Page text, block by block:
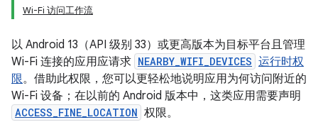
Wi-Fi 访问工作流
以 Android 13（API 级别 33）或更高版本为目标平台且管理
Wi-Fi 连接的应用应请求 NEARBY_WIFI_DEVICES 运行时权
限。借助此权限，您可以更轻松地说明应用为何访问附近的
Wi-Fi 设备；在以前的 Android 版本中，这类应用需要声明
ACCESS_FINE_LOCATION 权限。